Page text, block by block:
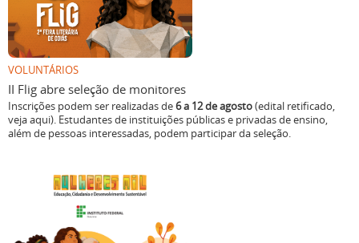
VOLUNTÁRIOS
II Flig abre seleção de monitores
Inscrições podem ser realizadas de6 a 12 de agosto(edital retificado,
veja aqui). Estudantes de instituições públicas e privadas de ensino,
além de pessoas interessadas, podem participar da seleção.